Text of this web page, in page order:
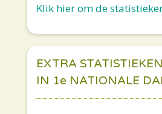
Klik hier om de
EXTRA
IN 1e NATIONALE